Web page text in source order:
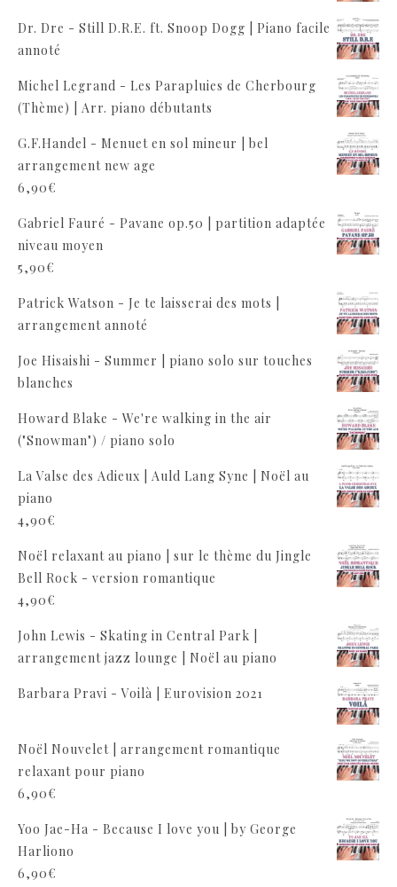
Dr. Dre - Still D.R.E. ft. Snoop Dogg | Piano facile
annoté
Michel Legrand - Les Parapluies de Cherbourg
(Thème) | Arr. piano débutants
G.F.Handel - Menuet en sol mineur | bel
arrangement new age
6,90€
Gabriel Fauré - Pavane op.50 | partition adaptée
niveau moyen
5,90€
Patrick Watson - Je te laisserai des mots |
arrangement annoté
Joe Hisaishi - Summer | piano solo sur touches
blanches
Howard Blake - We're walking in the air
("Snowman") / piano solo
La Valse des Adieux | Auld Lang Syne | Noël au
piano
4,90€
Noël relaxant au piano | sur le thème du Jingle
Bell Rock - version romantique
4,90€
John Lewis - Skating in Central Park |
arrangement jazz lounge | Noël au piano
Barbara Pravi - Voilà | Eurovision 2021
Noël Nouvelet | arrangement romantique
relaxant pour piano
6,90€
Yoo Jae-Ha - Because I love you | by George
Harliono
6,90€